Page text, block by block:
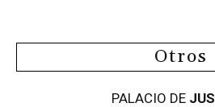
Otros
PALACIO DE